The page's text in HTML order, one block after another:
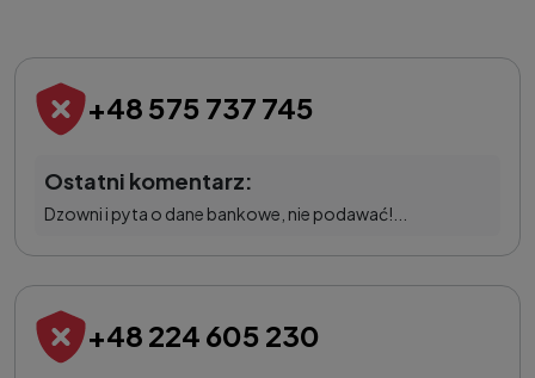
+48 575 737 745
Ostatni komentarz:
Dzowni i pyta o dane bankowe, nie podawać!...
+48 224 605 230